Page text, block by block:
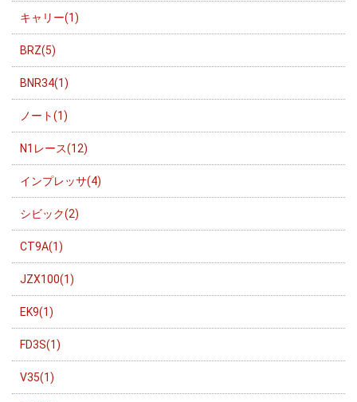
キャリー(1)
BRZ(5)
BNR34(1)
ノート(1)
N1レース(12)
インプレッサ(4)
シビック(2)
CT9A(1)
JZX100(1)
EK9(1)
FD3S(1)
V35(1)